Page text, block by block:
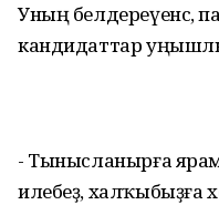
Уның белдереүенсә,
кандидаттар
- Тынысланырға
илебеҙ, халҡыбыҙға